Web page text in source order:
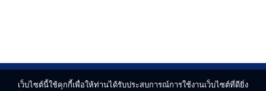
เว็บไซต์นี้ใช้คุกกี้เพื่อให้ท่านได้รับประสบการณ์การใช้งานเว็บไซต์ที่ดียิ่ง